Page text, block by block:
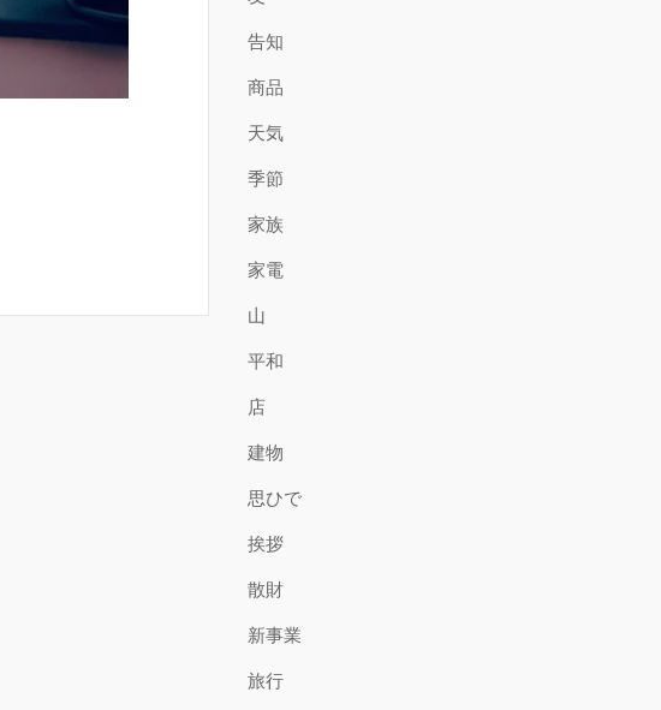
告知
商品
天気
季節
家族
家電
山
平和
店
建物
思ひで
挨拶
散財
新事業
旅行